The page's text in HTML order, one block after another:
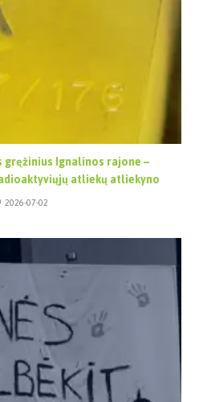
gręžinius Ignalinos rajone –
atliekų atliekyno
2026-07-02